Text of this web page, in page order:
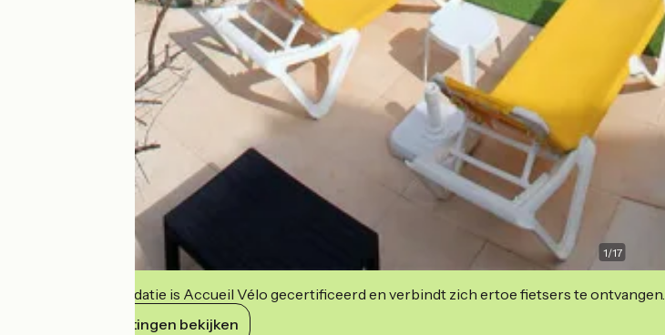
1/17
Deze accommodatie is Accueil Vélo gecertificeerd en verbindt zich ertoe fietsers te ontvangen.
Haar verplichtingen bekijken